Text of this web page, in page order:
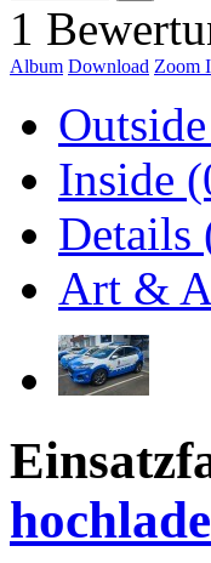
1
Album Download Zoom
Inside
Details
Art &